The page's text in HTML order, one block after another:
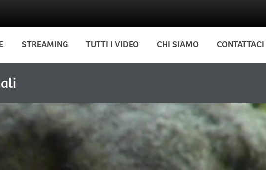
STREAMING TUTTI I VIDEO CHI SIAMO CONTATTACI